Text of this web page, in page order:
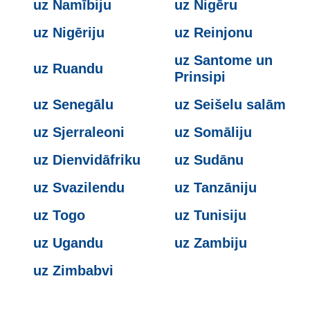
uz Namībiju
uz Nigēru
uz Nigēriju
uz Reinjonu
uz Ruandu
uz Santome un
Prinsipi
uz Senegālu
uz Seišelu salām
uz Sjerraleoni
uz Somāliju
uz Dienvidāfriku
uz Sudānu
uz Svazilendu
uz Tanzāniju
uz Togo
uz Tunisiju
uz Ugandu
uz Zambiju
uz Zimbabvi